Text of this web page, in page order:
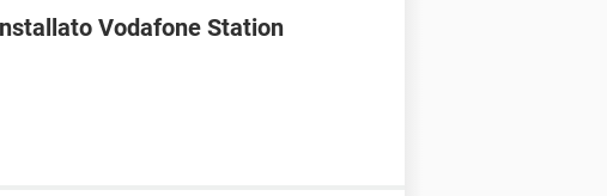
Vodafone Station